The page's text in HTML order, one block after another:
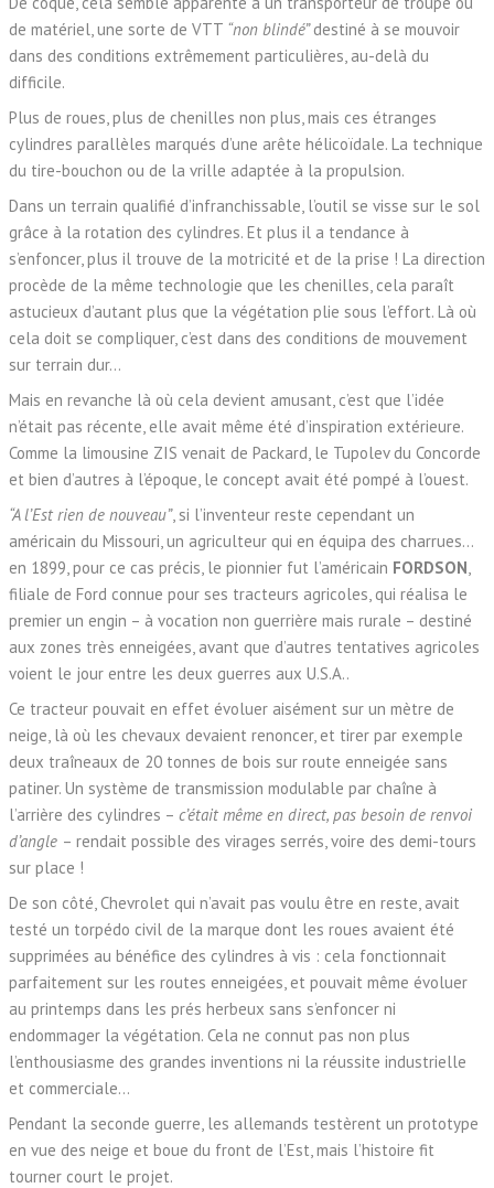
de matériel, une sorte de VTT “non blindé”destiné à se mouvoir
dans des conditions extrêmement particulières, au-delà du
difficile.
Plus de roues, plus de chenilles non plus, mais ces étranges
cylindres parallèles marqués d’une arête hélicoïdale. La technique
du tire-bouchon ou de la vrille adaptée à la propulsion.
Dans un terrain qualifié d’infranchissable, l’outil se visse sur le sol
grâce à la rotation des cylindres. Et plus il a tendance à
s’enfoncer, plus il trouve de la motricité et de la prise ! La direction
procède de la même technologie que les chenilles, cela paraît
astucieux d’autant plus que la végétation plie sous l’effort. Là où
cela doit se compliquer, c’est dans des conditions de mouvement
sur terrain dur…
Mais en revanche là où cela devient amusant, c’est que l’idée
n’était pas récente, elle avait même été d’inspiration extérieure.
Comme la limousine ZIS venait de Packard, le Tupolev du Concorde
et bien d’autres à l’époque, le concept avait été pompé à l’ouest.
“A l’Est rien de nouveau”, si l’inventeur reste cependant un
américain du Missouri, un agriculteur qui en équipa des charrues…
en 1899, pour ce cas précis, le pionnier fut l’américain FORDSON,
filiale de Ford connue pour ses tracteurs agricoles, qui réalisa le
premier un engin – à vocation non guerrière mais rurale – destiné
aux zones très enneigées, avant que d’autres tentatives agricoles
voient le jour entre les deux guerres aux U.S.A..
Ce tracteur pouvait en effet évoluer aisément sur un mètre de
neige, là où les chevaux devaient renoncer, et tirer par exemple
deux traîneaux de 20 tonnes de bois sur route enneigée sans
patiner. Un système de transmission modulable par chaîne à
l’arrière des cylindres – c’était même en direct, pas besoin de renvoi
d’angle – rendait possible des virages serrés, voire des demi-tours
sur place !
De son côté, Chevrolet qui n’avait pas voulu être en reste, avait
testé un torpédo civil de la marque dont les roues avaient été
supprimées au bénéfice des cylindres à vis : cela fonctionnait
parfaitement sur les routes enneigées, et pouvait même évoluer
au printemps dans les prés herbeux sans s’enfoncer ni
endommager la végétation. Cela ne connut pas non plus
l’enthousiasme des grandes inventions ni la réussite industrielle
et commerciale…
Pendant la seconde guerre, les allemands testèrent un prototype
en vue des neige et boue du front de l’Est, mais l’histoire fit
tourner court le projet.